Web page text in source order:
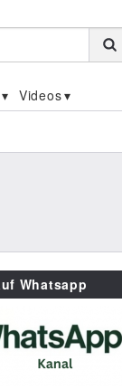
Videos
Whatsapp